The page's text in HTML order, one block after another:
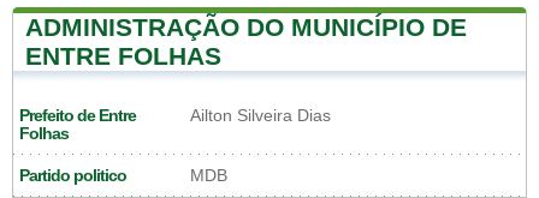
ADMINISTRAÇÃO DO MUNICÍPIO DE
ENTRE FOLHAS
Prefeito de Entre
Folhas
Ailton Silveira Dias
Partido politico MDB